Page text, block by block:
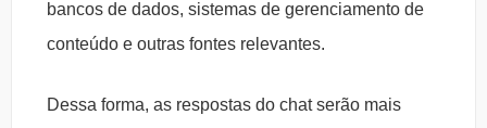
bancos de dados, sistemas de gerenciamento de
conteúdo e outras fontes relevantes.
Dessa forma, as respostas do chat serão mais